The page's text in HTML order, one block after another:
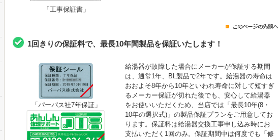
「工事保証書」
1回きりの保証料で、最長10年間製品を保証いたします！
「パーパス社7年保証」
給湯器が故障した場合にメーカーが保証する期間
は、通常1年、BL製品で2年です。給湯器の寿命は
おおよそ8年から10年といわれ寿命に対して短すぎ
るメーカー保証が切れた後でも、安心して給湯器
をお使いいただくため、当店では「最長10年(8・
10年の選択式)」の製品保証プランをご用意してお
ります。保証料は給湯器交換工事申し込み時にお
支払いただく1回のみ。保証期間中は何度でも「修